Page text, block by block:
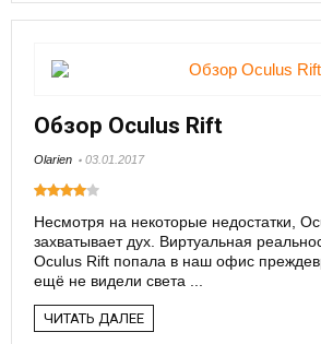
Обзор Oculus Rift
Olarien 03.01.2017
Несмотря на некоторые недостатки,
захватывает дух. Виртуальная
Oculus Rift попала в наш офис
ещё не видели света ...
ЧИТАТЬ ДАЛЕЕ